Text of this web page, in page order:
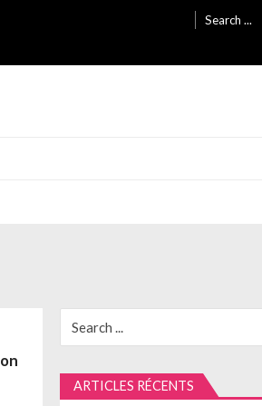
for:
for:
ARTICLES RÉCENTS